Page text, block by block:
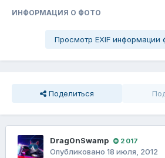
ИНФОРМАЦИЯ О ФОТО
Просмотр EXIF информации
Поделиться
Drag0nSwamp 2 017
Опубликовано 18 июля, 2012